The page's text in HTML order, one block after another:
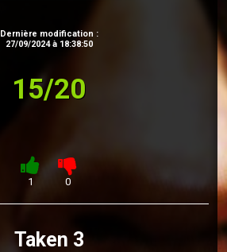
Dernière modification :
27/09/2024 à 18:38:50
15/20
1 0
Taken 3